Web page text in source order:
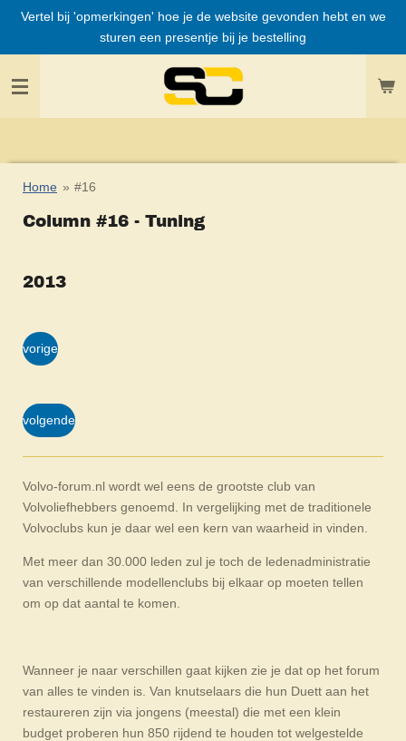
Ga
de
Vertel bij 'opmerkingen' hoe je de website gevonden hebt en we
sturen een presentje bij je bestelling
Home » #16
Column #16 - Tuning
2013
vorige
volgende
Volvo-forum.nl wordt wel eens de grootste club van
Volvoliefhebbers genoemd. In vergelijking met de traditionele
Volvoclubs kun je daar wel een kern van waarheid in vinden.
Met meer dan 30.000 leden zul je toch de ledenadministratie
van verschillende modellenclubs bij elkaar op moeten tellen
om op dat aantal te komen.
Wanneer je naar verschillen gaat kijken zie je dat op het forum
van alles te vinden is. Van knutselaars die hun Duett aan het
restaureren zijn via jongens (meestal) die met een klein
budget proberen hun 850 rijdend te houden tot welgestelde